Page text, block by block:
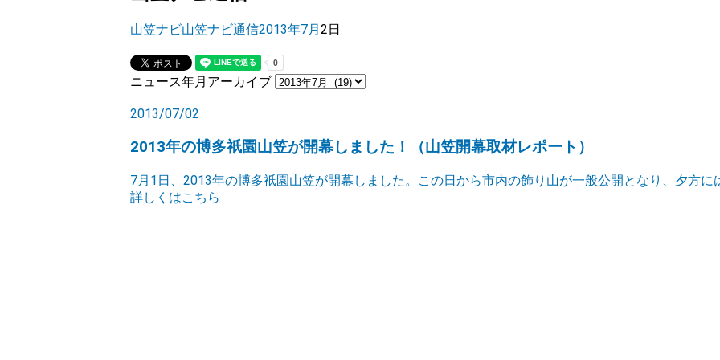
山笠ナビ山笠ナビ通信2013年7月 2日
ニュース年月アーカイブ
2013/07/02
2013年の博多祇園山笠が開幕しました！（山笠開幕取材レポート）
7月1日、2013年の博多祇園山笠が開幕しました。この日から市内の飾り山が一般公開となり、夕方に
詳しくはこちら